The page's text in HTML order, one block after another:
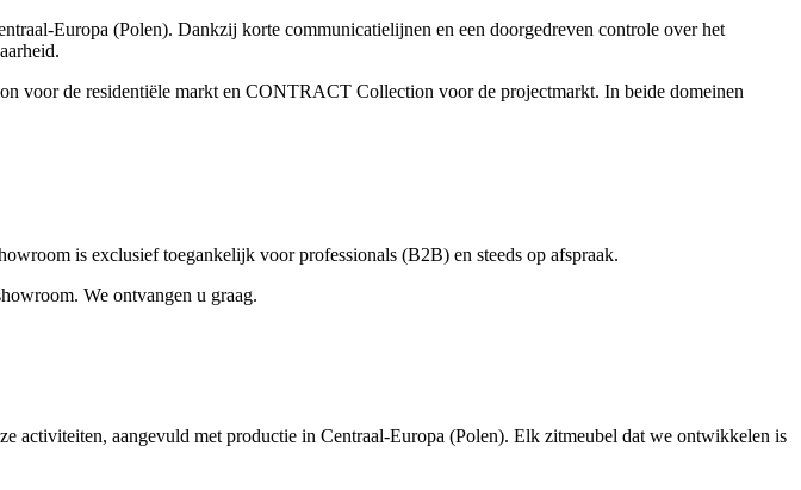
(Polen). Dankzij korte communicatielijnen en een doorgedreven controle over het
voor de residentiële markt en CONTRACT Collection voor de projectmarkt. In beide domeinen
is exclusief toegankelijk voor professionals (B2B) en steeds op afspraak.
We ontvangen u graag.
aangevuld met productie in Centraal‑Europa (Polen). Elk zitmeubel dat we ontwikkelen is